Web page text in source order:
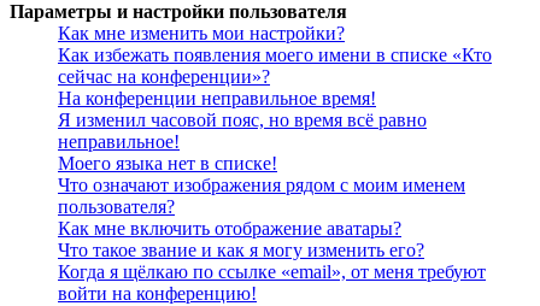
Параметры и настройки пользователя
Как мне изменить мои настройки?
Как избежать появления моего имени в списке «Кто
сейчас на конференции»?
На конференции неправильное время!
Я изменил часовой пояс, но время всё равно
неправильное!
Моего языка нет в списке!
Что означают изображения рядом с моим именем
пользователя?
Как мне включить отображение аватары?
Что такое звание и как я могу изменить его?
Когда я щёлкаю по ссылке «email», от меня требуют
войти на конференцию!